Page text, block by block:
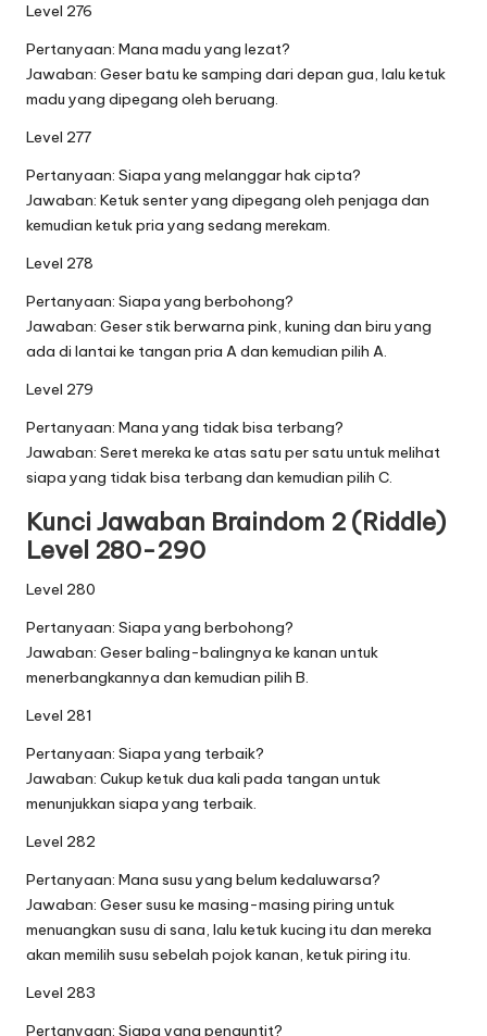
Level 276
Pertanyaan: Mana madu yang lezat?
Jawaban: Geser batu ke samping dari depan gua, lalu ketuk
madu yang dipegang oleh beruang.
Level 277
Pertanyaan: Siapa yang melanggar hak cipta?
Jawaban: Ketuk senter yang dipegang oleh penjaga dan
kemudian ketuk pria yang sedang merekam.
Level 278
Pertanyaan: Siapa yang berbohong?
Jawaban: Geser stik berwarna pink, kuning dan biru yang
ada di lantai ke tangan pria A dan kemudian pilih A.
Level 279
Pertanyaan: Mana yang tidak bisa terbang?
Jawaban: Seret mereka ke atas satu per satu untuk melihat
siapa yang tidak bisa terbang dan kemudian pilih C.
Kunci Jawaban Braindom 2 (Riddle)
Level 280-290
Level 280
Pertanyaan: Siapa yang berbohong?
Jawaban: Geser baling-balingnya ke kanan untuk
menerbangkannya dan kemudian pilih B.
Level 281
Pertanyaan: Siapa yang terbaik?
Jawaban: Cukup ketuk dua kali pada tangan untuk
menunjukkan siapa yang terbaik.
Level 282
Pertanyaan: Mana susu yang belum kedaluwarsa?
Jawaban: Geser susu ke masing-masing piring untuk
menuangkan susu di sana, lalu ketuk kucing itu dan mereka
akan memilih susu sebelah pojok kanan, ketuk piring itu.
Level 283
Pertanyaan: Siapa yang penguntit?